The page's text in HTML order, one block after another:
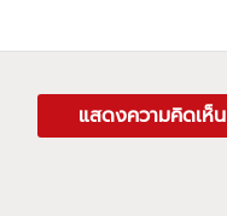
แสดงความคิดเห็น